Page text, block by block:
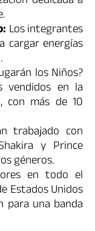
Los integrantes
cargar energías
los Niños?
vendidos en la
con más de 10
trabajado con
y Prince
géneros.
en todo el
Estados Unidos
para una banda